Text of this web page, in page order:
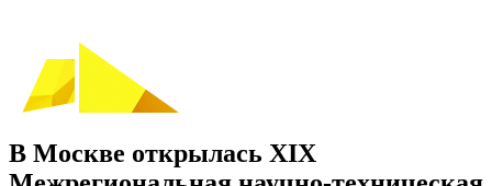
В Москве открылась XIX